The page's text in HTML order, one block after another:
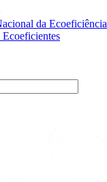
da Ecoeficiência
Ecoeficientes